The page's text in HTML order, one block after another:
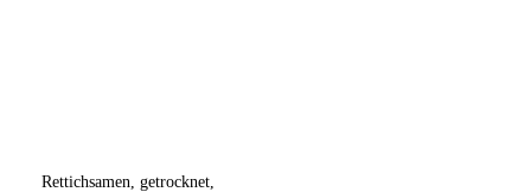
Rettichsamen, getrocknet,